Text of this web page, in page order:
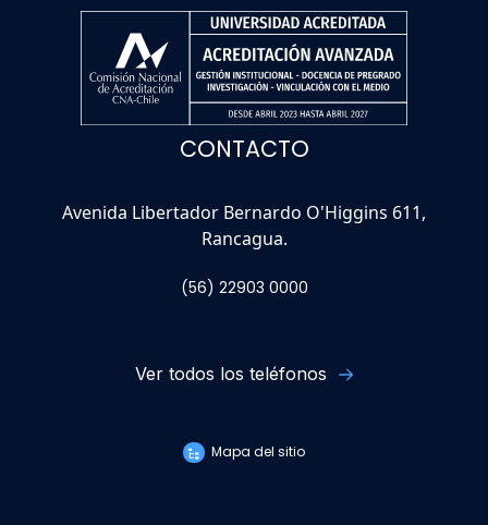
CONTACTO
Avenida Libertador Bernardo O'Higgins 611,
Rancagua.
(56) 22903 0000
Ver todos los teléfonos
Mapa del sitio